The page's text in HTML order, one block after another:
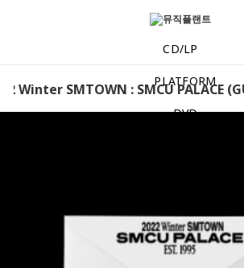
CD/LP
PLATFORM
DVD
Winter SMTOWN : SMCU PALACE